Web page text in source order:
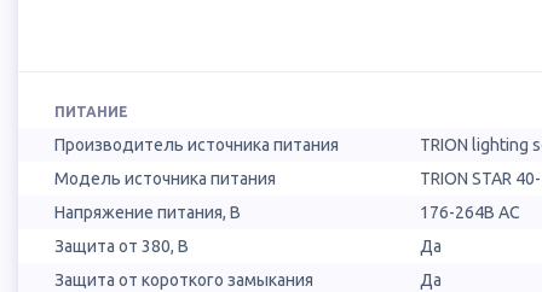
ПИТАНИЕ
Производитель источника питания
TRION lighting
Модель источника питания
TRION STAR
Напряжение питания, В
176-264В AC
Защита от 380, В
Да
Защита от короткого замыкания
Да